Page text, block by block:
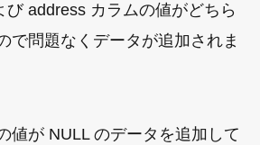
び address カラムの値がどちら
で問題なくデータが追加されま
値が NULL のデータを追加して